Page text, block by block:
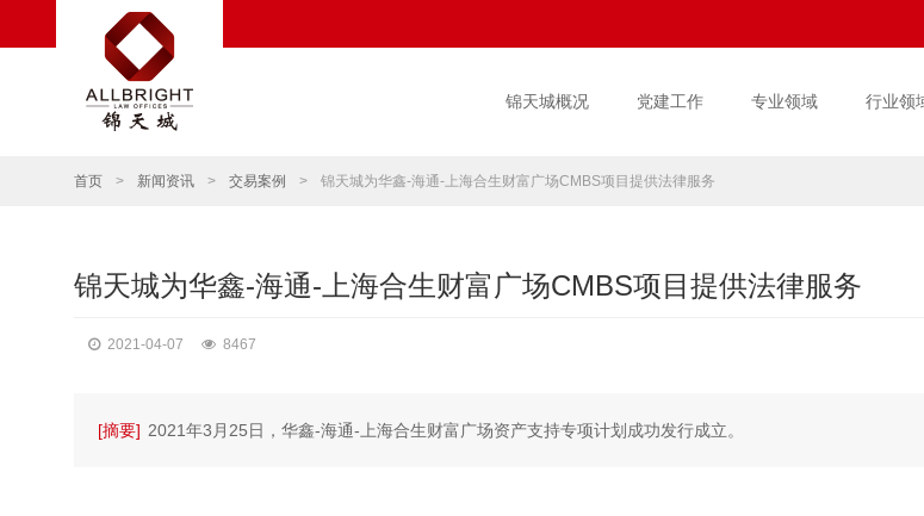
锦天城概况 党建工作 专业领域 行业领
首页 > 新闻资讯 > 交易案例 > 锦天城为华鑫-海通-上海合生财富广场CMBS项目提供法律服务
锦天城为华鑫-海通-上海合生财富广场CMBS项目提供法律服务
2021-04-07 8467
[摘要] 2021年3月25日，华鑫-海通-上海合生财富广场资产支持专项计划成功发行成立。